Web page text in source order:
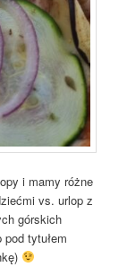
i mamy różne
vs. urlop z
górskich
tytułem